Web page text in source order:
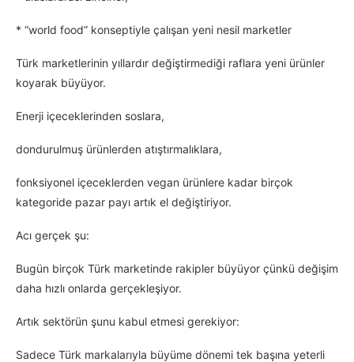
* “world food” konseptiyle çalışan yeni nesil marketler
Türk marketlerinin yıllardır değiştirmediği raflara yeni ürünler
koyarak büyüyor.
Enerji içeceklerinden soslara,
dondurulmuş ürünlerden atıştırmalıklara,
fonksiyonel içeceklerden vegan ürünlere kadar birçok
kategoride pazar payı artık el değiştiriyor.
Acı gerçek şu:
Bugün birçok Türk marketinde rakipler büyüyor çünkü değişim
daha hızlı onlarda gerçekleşiyor.
Artık sektörün şunu kabul etmesi gerekiyor:
Sadece Türk markalarıyla büyüme dönemi tek başına yeterli